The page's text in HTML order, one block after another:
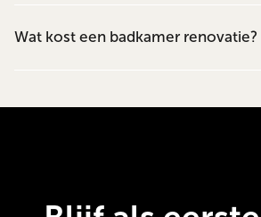
Wat kost een badkamer renovatie?